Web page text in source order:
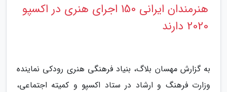
هنرمندان ایرانی 150 اجرای هنری در اکسپو
2020 دارند
به گزارش مهسان بلاگ، بنیاد فرهنگی هنری رودکی نماینده
وزارت فرهنگ و ارشاد در ستاد اکسپو و کمیته اجتماعی،